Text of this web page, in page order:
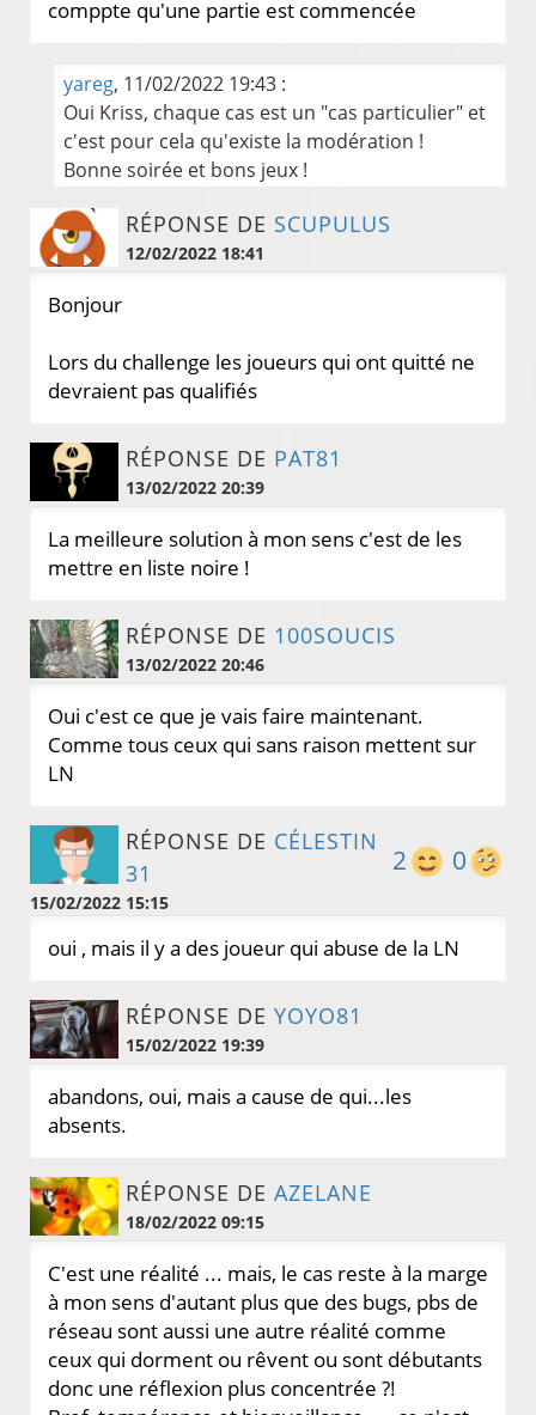
comppte qu'une partie est commencée
yareg, 11/02/2022 19:43 :
Oui Kriss, chaque cas est un "cas particulier" et
c'est pour cela qu'existe la modération !
Bonne soirée et bons jeux !
RÉPONSE DE SCUPULUS
12/02/2022 18:41
Bonjour
Lors du challenge les joueurs qui ont quitté ne
devraient pas qualifiés
RÉPONSE DE PAT81
13/02/2022 20:39
La meilleure solution à mon sens c'est de les
mettre en liste noire !
RÉPONSE DE 100SOUCIS
13/02/2022 20:46
Oui c'est ce que je vais faire maintenant.
Comme tous ceux qui sans raison mettent sur
LN
0
2
RÉPONSE DE CÉLESTIN
31
15/02/2022 15:15
oui , mais il y a des joueur qui abuse de la LN
RÉPONSE DE YOYO81
15/02/2022 19:39
abandons, oui, mais a cause de qui...les
absents.
RÉPONSE DE AZELANE
18/02/2022 09:15
C'est une réalité ... mais, le cas reste à la marge
à mon sens d'autant plus que des bugs, pbs de
réseau sont aussi une autre réalité comme
ceux qui dorment ou rêvent ou sont débutants
donc une réflexion plus concentrée ?!